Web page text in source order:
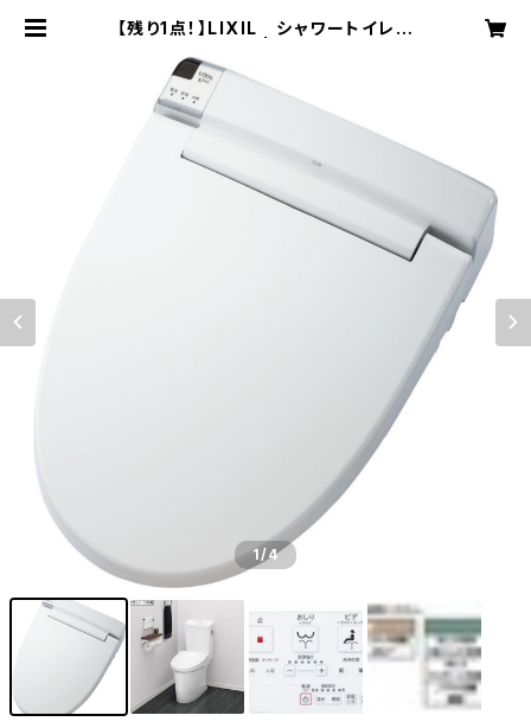
【残り1点！】LIXIL シャワートイレ
1/4